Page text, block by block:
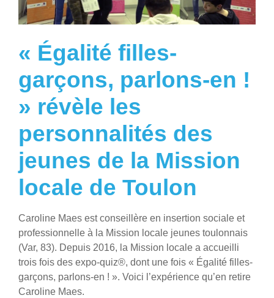
« Égalité filles-
garçons, parlons-en !
» révèle les
personnalités des
jeunes de la Mission
locale de Toulon
Caroline Maes est conseillère en insertion sociale et
professionnelle à la Mission locale jeunes toulonnais
(Var, 83). Depuis 2016, la Mission locale a accueilli
trois fois des expo-quiz®, dont une fois « Égalité filles-
garçons, parlons-en ! ». Voici l’expérience qu’en retire
Caroline Maes.